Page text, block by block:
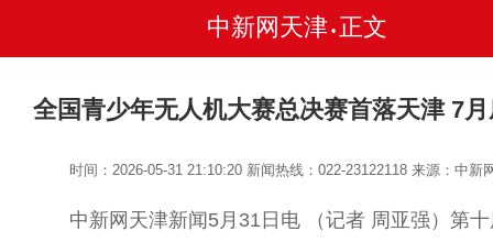
中新网天津 • 正文
全国青少年无人机大赛总决赛首落天津 7
时间：2026-05-31 21:10:20 新闻热线：022-23122118来源：中新
中新网天津新闻5月31日电 （记者 周亚强）第十